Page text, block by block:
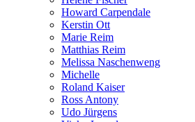
Howard Carpendale
Kerstin Ott
Marie Reim
Matthias Reim
Melissa Naschenweng
Michelle
Roland Kaiser
Ross Antony
Udo Jürgens